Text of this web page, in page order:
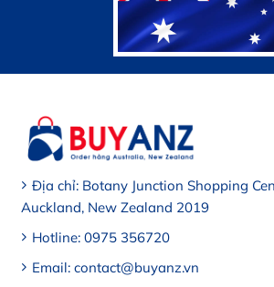
Địa chỉ: Botany Junction Shopping
Auckland, New Zealand 2019
Hotline: 0975 356720
Email: contact@buyanz.vn